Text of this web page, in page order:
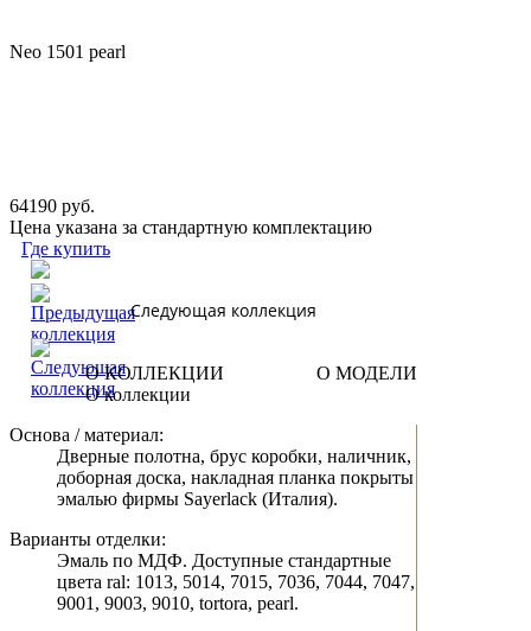
Neo 1501 pearl
64190 руб.
Цена указана за стандартную комплектацию
Где купить
Следующая коллекция
О КОЛЛЕКЦИИ
О МОДЕЛИ
О коллекции
Основа / материал:
Дверные полотна, брус коробки, наличник,
доборная доска, накладная планка покрыты
эмалью фирмы Sayerlack (Италия).
Варианты отделки:
Эмаль по МДФ. Доступные стандартные
цвета ral: 1013, 5014, 7015, 7036, 7044, 7047,
9001, 9003, 9010, tortora, pearl.